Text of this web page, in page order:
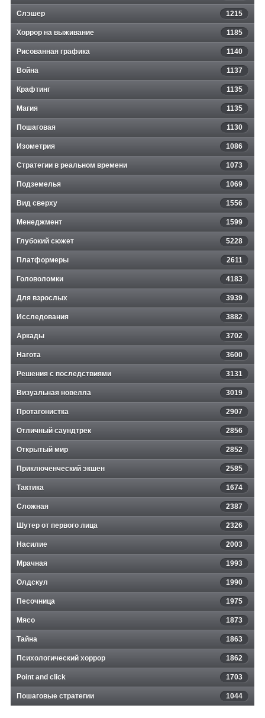
Слэшер 1215
Хоррор на выживание 1185
Рисованная графика 1140
Война 1137
Крафтинг 1135
Магия 1135
Пошаговая 1130
Изометрия 1086
Стратегии в реальном времени 1073
Подземелья 1069
Вид сверху 1556
Менеджмент 1599
Глубокий сюжет 5228
Платформеры 2611
Головоломки 4183
Для взрослых 3939
Исследования 3882
Аркады 3702
Нагота 3600
Решения с последствиями 3131
Визуальная новелла 3019
Протагонистка 2907
Отличный саундтрек 2856
Открытый мир 2852
Приключенческий экшен 2585
Тактика 1674
Сложная 2387
Шутер от первого лица 2326
Насилие 2003
Мрачная 1993
Олдскул 1990
Песочница 1975
Мясо 1873
Тайна 1863
Психологический хоррор 1862
Point and click 1703
Пошаговые стратегии 1044